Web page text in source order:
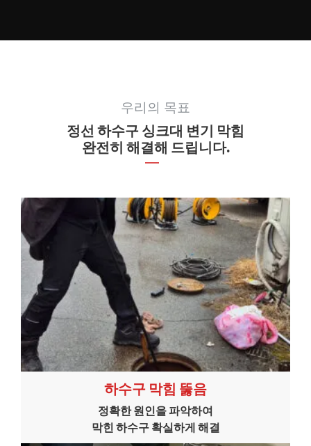
우리의 목표
정선 하수구 싱크대 변기 막힘
완전히 해결해 드립니다.
하수구 막힘 뚫음
정확한 원인을 파악하여
막힌 하수구 확실하게 해결